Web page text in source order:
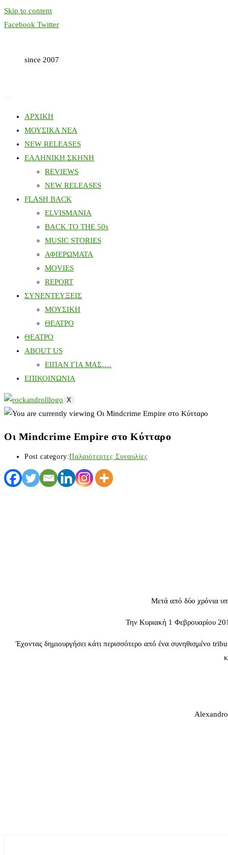
Skip to content
Facebook Twitter
since 2007
ΑΡΧΙΚΗ
ΜΟΥΣΙΚΑ ΝΕΑ
NEW RELEASES
ΕΛΛΗΝΙΚΗ ΣΚΗΝΗ
REVIEWS
NEW RELEASES
FLASH BACK
ELVISMANIA
BACK TO THE 50s
MUSIC STORIES
ΑΦΙΕΡΩΜΑΤΑ
MOVIES
REPORT
ΣΥΝΕΝΤΕΥΞΕΙΣ
ΜΟΥΣΙΚΗ
ΘΕΑΤΡΟ
ΘΕΑΤΡΟ
ABOUT US
ΕΙΠΑΝ ΓΙΑ ΜΑΣ….
ΕΠΙΚΟΙΝΩΝΙΑ
X
Οι Mindcrime Empire στο Κύτταρο
Post category:Παλαιότερτες Συναυλίες
Μετά από δύο χρόνια
Την Κυριακή 1 Φεβρουαρίου
Έχοντας δημιουργήσει κάτι περισσότερο από ένα συνηθισμένο